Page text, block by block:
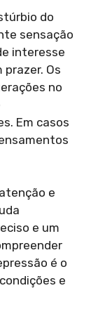
do
sensação
interesse
Os
no
Em casos
e
e um
é o
e